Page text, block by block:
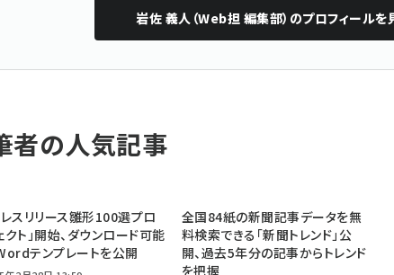
岩佐 義人（Web担 編集部） のプロフィールを
者の人気記事
レスリリース雛形100選プロ
クト」開始、ダウンロード可能
テンプレートを公開
全国84紙の新聞記事データを無
料検索できる「新聞トレンド」公
開、過去5年分の記事からトレンド
を把握